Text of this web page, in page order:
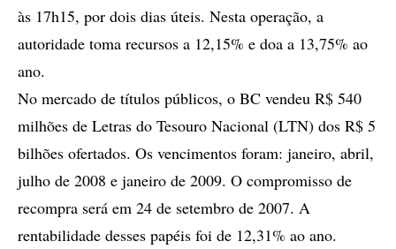
às 17h15, por dois dias úteis. Nesta operação, a
autoridade toma recursos a 12,15% e doa a 13,75% ao
ano.
No mercado de títulos públicos, o BC vendeu R$ 540
milhões de Letras do Tesouro Nacional (LTN) dos R$ 5
bilhões ofertados. Os vencimentos foram: janeiro, abril,
julho de 2008 e janeiro de 2009. O compromisso de
recompra será em 24 de setembro de 2007. A
rentabilidade desses papéis foi de 12,31% ao ano.